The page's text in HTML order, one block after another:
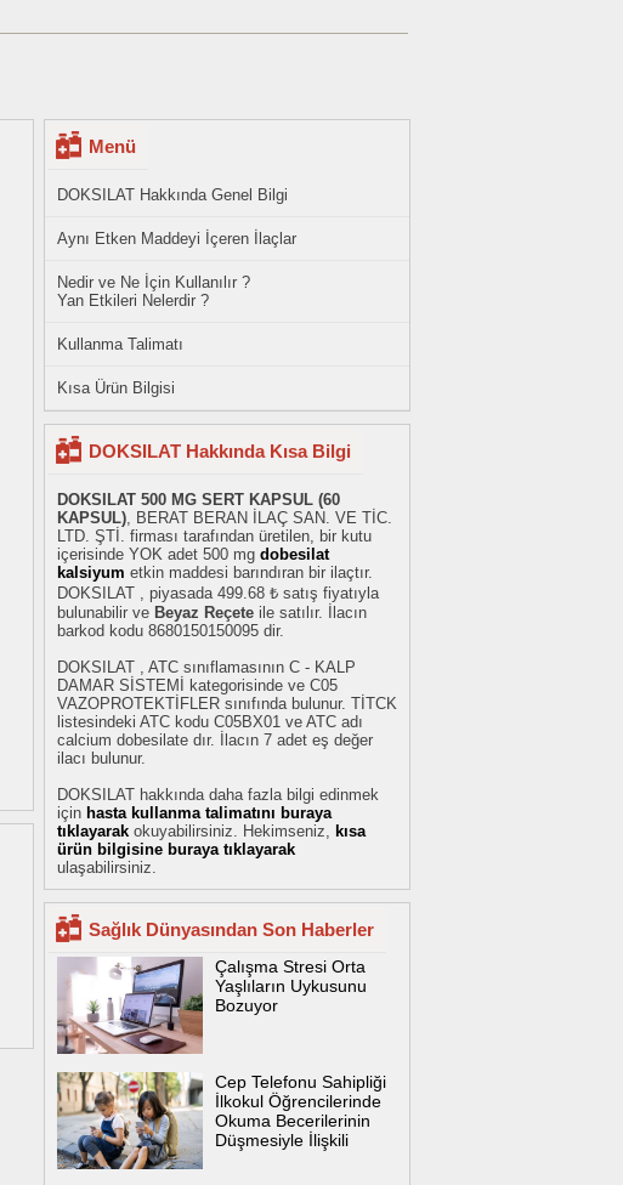
Menü
DOKSILAT Hakkında Genel Bilgi
Aynı Etken Maddeyi İçeren İlaçlar
Nedir ve Ne İçin Kullanılır ?
Yan Etkileri Nelerdir ?
Kullanma Talimatı
Kısa Ürün Bilgisi
DOKSILAT Hakkında Kısa Bilgi
DOKSILAT 500 MG SERT KAPSUL (60
KAPSUL), BERAT BERAN İLAÇ SAN. VE TİC.
LTD. ŞTİ. firması tarafından üretilen, bir kutu
içerisinde YOK adet 500 mg dobesilat
kalsiyum etkin maddesi barındıran bir ilaçtır.
DOKSILAT , piyasada 499.68 ₺ satış fiyatıyla
bulunabilir ve Beyaz Reçete ile satılır. İlacın
barkod kodu 8680150150095 dir.
DOKSILAT , ATC sınıflamasının C - KALP
DAMAR SİSTEMİ kategorisinde ve C05
VAZOPROTEKTİFLER sınıfında bulunur. TİTCK
listesindeki ATC kodu C05BX01 ve ATC adı
calcium dobesilate dır. İlacın 7 adet eş değer
ilacı bulunur.
DOKSILAT hakkında daha fazla bilgi edinmek
için hasta kullanma talimatını buraya
tıklayarak okuyabilirsiniz. Hekimseniz, kısa
ürün bilgisine buraya tıklayarak
ulaşabilirsiniz.
Sağlık Dünyasından Son Haberler
Çalışma Stresi Orta
Yaşlıların Uykusunu
Bozuyor
Cep Telefonu Sahipliği
İlkokul Öğrencilerinde
Okuma Becerilerinin
Düşmesiyle İlişkili